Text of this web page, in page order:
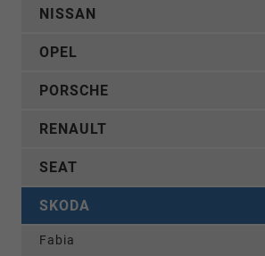
NISSAN
OPEL
PORSCHE
RENAULT
SEAT
SKODA
Fabia